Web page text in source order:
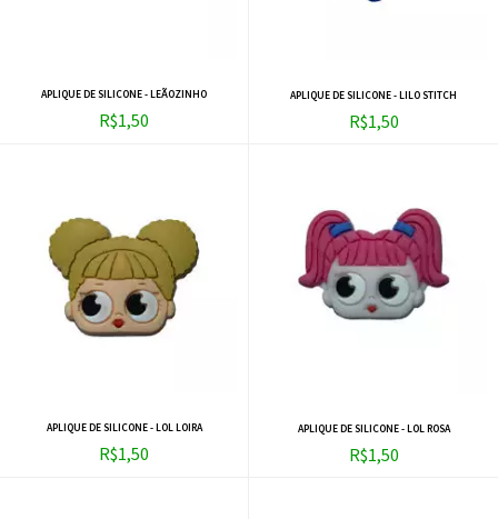
APLIQUE DE SILICONE - LEÃOZINHO
R$1,50
APLIQUE DE SILICONE - LILO STITCH
R$1,50
APLIQUE DE SILICONE - LOL LOIRA
R$1,50
APLIQUE DE SILICONE - LOL ROSA
R$1,50